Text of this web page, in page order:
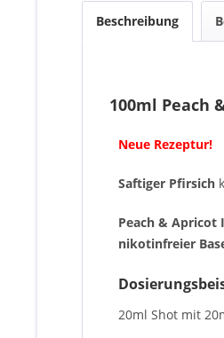
Beschreibung
100ml Peach
Neue Rezeptur!
Saftiger Pfirsich
Peach & Apricot
nikotinfreier
20ml Shot mit